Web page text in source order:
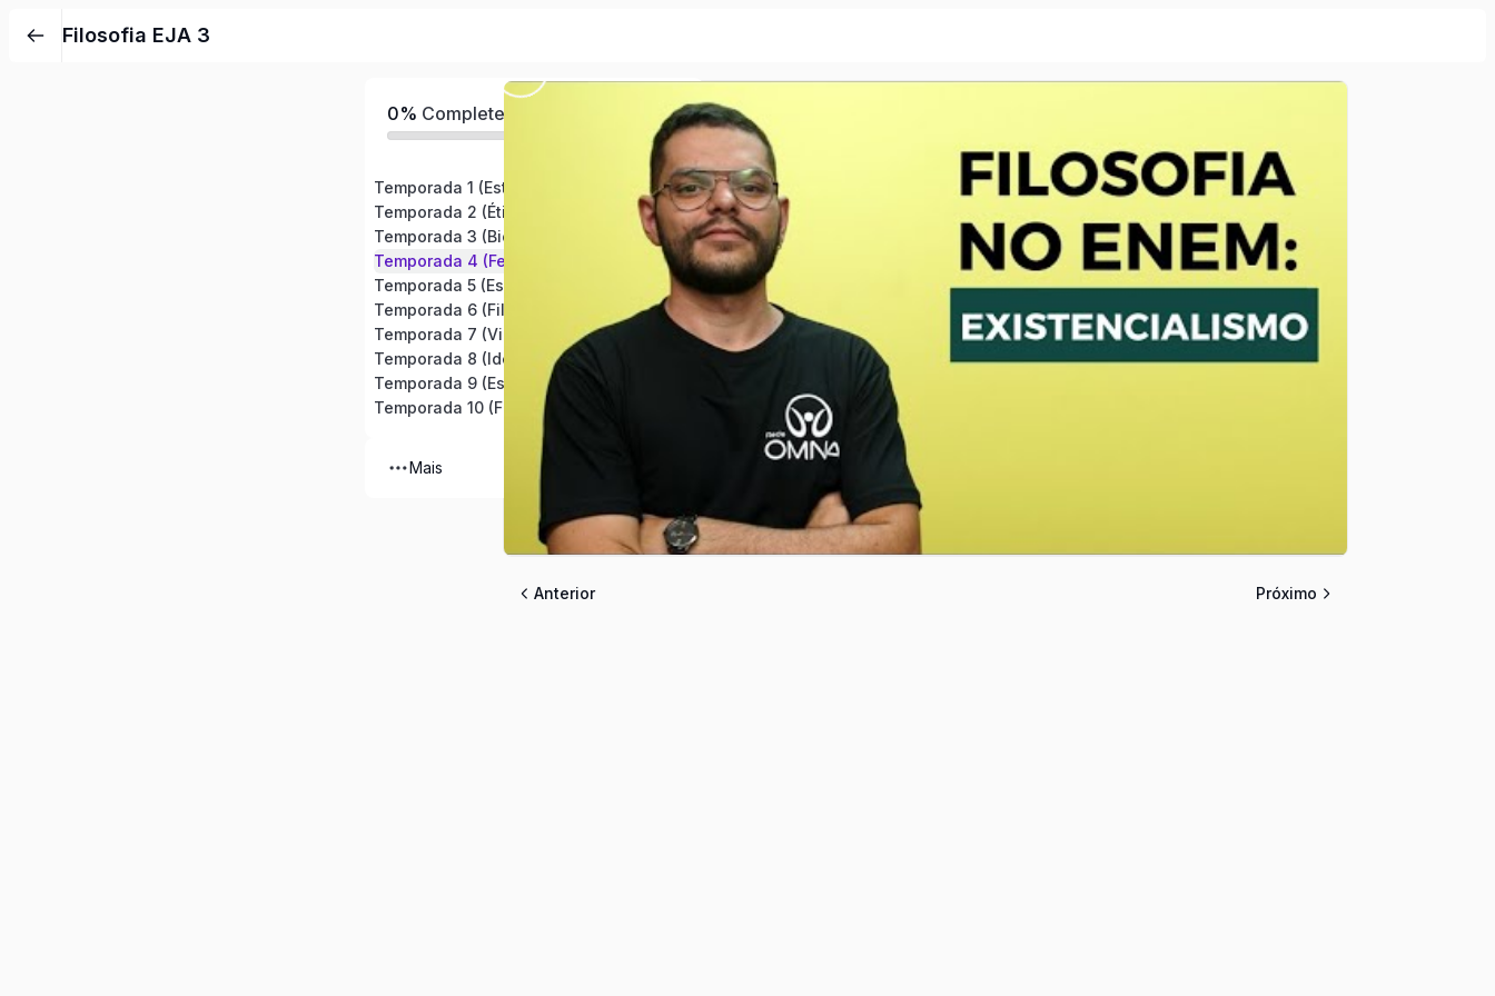
para
Filosofia EJA 3
0% Completed
Temporada 1 (Estética, Filosofia da Arte)
Temporada 2 (Ética e Moral)
Temporada 3 (Bioética)
Temporada 4 (Fenomenologia e Existencialismo)
Temporada 5 (Escolade Frankfurt)
Temporada 6 (Filosofia Contemporânea)
Temporada 7 (Violência)
Temporada 8 (Identidade e gênero)
Temporada 9 (Estruturalismo)
Temporada 10 (Filosofia no Brasil)
Mais
Anterior Próximo